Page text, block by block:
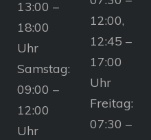
13:00 –
18:00
Uhr
Samstag:
09:00 –
12:00
Uhr
12:00,
12:45 –
17:00
Uhr
Freitag:
07:30 –